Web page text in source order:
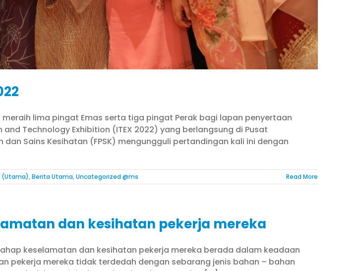
meraih lima pingat Emas serta tiga pingat Perak bagi lapan penyertaan
Technology Exhibition (ITEX 2022) yang berlangsung di Pusat
Sains Kesihatan (FPSK) mengungguli pertandingan kali ini dengan
(Utama),Berita Utama,Uncategorized @ms Read More
dan kesihatan pekerja mereka
keselamatan dan kesihatan pekerja mereka berada dalam keadaan
pekerja mereka tidak terdedah dengan sebarang jenis bahan – bahan